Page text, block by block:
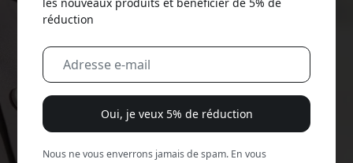
réduction
Oui, je veux 5% de réduction
Nous ne vous enverrons jamais de spam. En vous